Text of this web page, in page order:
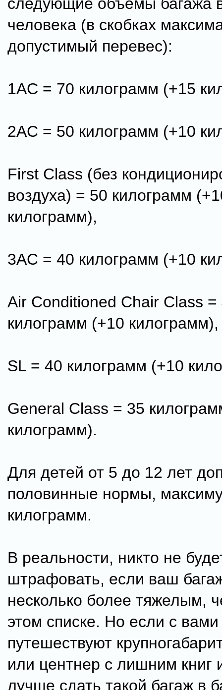
человека (в скобках
допустимый перевес):
1AС = 70 килограмм (+15
2AС = 50 килограмм (+10
First Class (без
воздуха) = 50 килограмм
килограмм),
3AС = 40 килограмм (+10
Air Conditioned Chair Class =
килограмм (+10 килограмм),
SL = 40 килограмм (+10
General Class = 35
килограмм).
Для детей от 5 до 12 лет
половинные нормы,
килограмм.
В реальности, никто не
штрафовать, если ваш
несколько более тяжелым,
этом списке. Но если с вами
путешествуют
или центнер с лишним книг
лучше сдать такой багаж в